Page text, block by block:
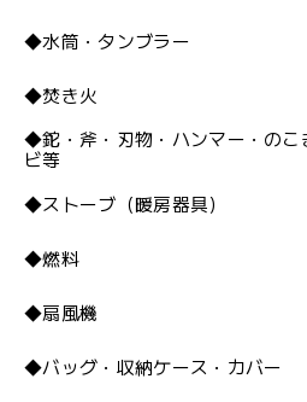
◆水筒・タンブラー
◆焚き火
◆鉈・斧・刃物・ハンマー・のこ
ビ等
◆ストーブ（暖房器具）
◆燃料
◆扇風機
◆バッグ・収納ケース・カバー